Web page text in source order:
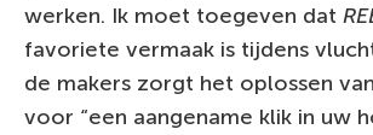
werken. Ik moet toegeven dat
favoriete vermaak is tijdens
de makers zorgt het oplossen
voor “een aangename klik in uw